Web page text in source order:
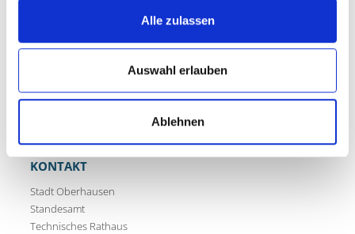
Alle zulassen
Auswahl erlauben
Ablehnen
Benutzen Sie bitte den Anrufbeantworter, wenn wir Ihr
Gespräch nicht persönlich entgegennehmen können. Sie
KONTAKT
Stadt Oberhausen
Standesamt
Technisches Rathaus